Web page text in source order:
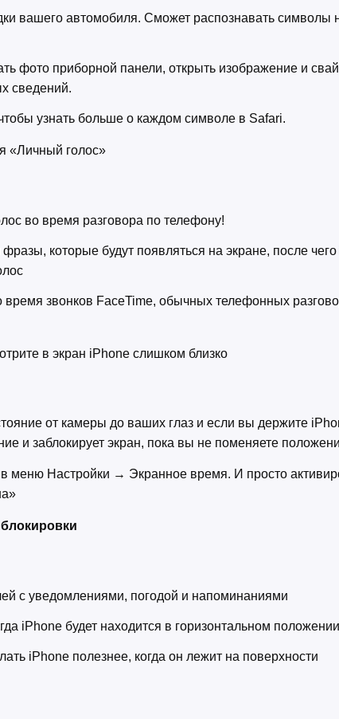
вашего автомобиля. Сможет распознавать символы
фото приборной панели, открыть изображение и
сведений.
узнать больше о каждом символе в Safari.
«Личный голос»
во время разговора по телефону!
которые будут появляться на экране, после
время звонков FaceTime, обычных телефонных
в экран iPhone слишком близко
от камеры до ваших глаз и если вы держите
и заблокирует экран, пока вы не поменяете
меню Настройки → Экранное время. И просто
с уведомлениями, погодой и напоминаниями
iPhone будет находится в горизонтальном положении
iPhone полезнее, когда он лежит на поверхности